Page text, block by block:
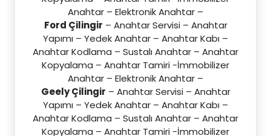
Anahtar – Elektronik Anahtar –
Ford Çilingir – Anahtar Servisi – Anahtar
Yapımı – Yedek Anahtar – Anahtar Kabı –
Anahtar Kodlama – Sustalı Anahtar – Anahtar
Kopyalama – Anahtar Tamiri -İmmobilizer
Anahtar – Elektronik Anahtar –
Geely Çilingir – Anahtar Servisi – Anahtar
Yapımı – Yedek Anahtar – Anahtar Kabı –
Anahtar Kodlama – Sustalı Anahtar – Anahtar
Kopyalama – Anahtar Tamiri -İmmobilizer